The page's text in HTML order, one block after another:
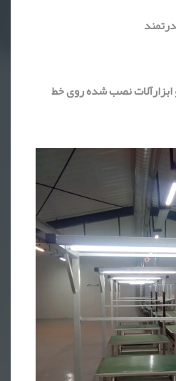
نصب شده روی خط